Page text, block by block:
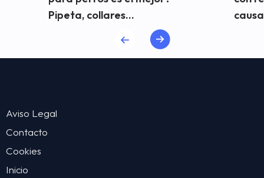
Pipeta, collares...
Aviso Legal
Contacto
Cookies
Inicio